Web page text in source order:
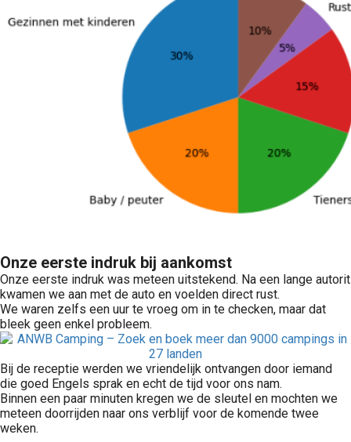
Onze eerste indruk bij aankomst
Onze eerste indruk was meteen uitstekend. Na een lange autorit
kwamen we aan met de auto en voelden direct rust.
We waren zelfs een uur te vroeg om in te checken, maar dat
bleek geen enkel probleem.
Bij de receptie werden we vriendelijk ontvangen door iemand
die goed Engels sprak en echt de tijd voor ons nam.
Binnen een paar minuten kregen we de sleutel en mochten we
meteen doorrijden naar ons verblijf voor de komende twee
weken.